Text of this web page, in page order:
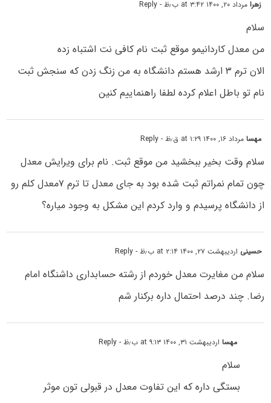
زهرامرداد ۲۰, ۱۴۰۰ at ۳:۴۲ ب٫ظ - Reply
سلام
من معدل کاردانیمو موقع ثبت نام کافی نت اشتباه زده
الان ترم ۳ ارشد هستم دانشگاه به من زنگ زدن که سنجش ثبت
نام تو باطل اعلام کرده لطفا راهنماییم کنین
مهسامرداد ۱۶, ۱۴۰۰ at ۱:۲۹ ق٫ظ - Reply
سلام وقت بخیر ببخشید من موقع ثبت. نام برای ویرایش معدل
چون تمام نمراتم ثبت شده بود به جای معدل تا ترم ۷معدل کلم رو
از دانشگاه پرسیدم و وارد کردم این مشکل به وجود میاره؟
حسینی اردیبهشت ۲۷, ۱۴۰۰ at ۲:۱۴ ب٫ظ - Reply
سلام من مغایرت معدل خوردم از رشته حسابداری داشنگاه امام
رضا. چند درصد احتمال داره برکنار شم
مهسااردیبهشت ۳۱, ۱۴۰۰ at ۹:۱۳ ب٫ظ - Reply
سلام
بستگی داره که این تفاوت معدل در قبولی تون موثر